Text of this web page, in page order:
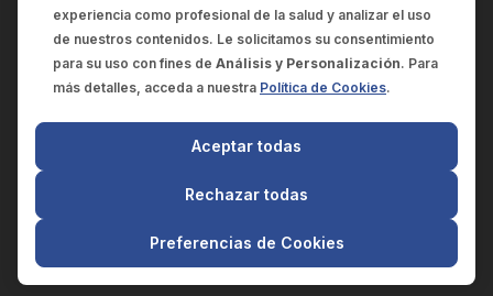
ENCUÉNTRANOS EN:
SCIENCELINK
SCILINK COMUNICACIÓN CIENTÍFICA SC
El contenido y la información de este sitio web es exclusivo
para profesionales de la salud.
experiencia como profesional de la salud y analizar el uso
de nuestros contenidos. Le solicitamos su consentimiento
para su uso con fines de Análisis y Personalización. Para
más detalles, acceda a nuestra Política de Cookies.
Preferencias de Cookies
Rechazar todas
Aceptar todas